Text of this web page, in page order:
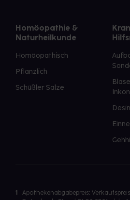
Homöopathie &
Naturheilkunde
Homöopathisch
Pflanzlich
Schüßler Salze
1
Apothekenabgabepreis: